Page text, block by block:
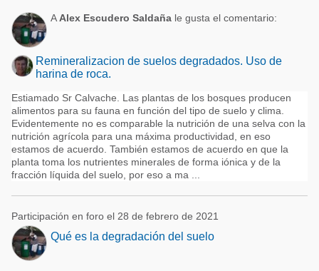
Balanceados - Piensos
Lechería
A Alex Escudero Saldaña le gusta el comentario:
Remineralizacion de suelos degradados. Uso de
harina de roca.
Estiamado Sr Calvache. Las plantas de los bosques producen
alimentos para su fauna en función del tipo de suelo y clima.
Evidentemente no es comparable la nutrición de una selva con la
nutrición agrícola para una máxima productividad, en eso
estamos de acuerdo. También estamos de acuerdo en que la
planta toma los nutrientes minerales de forma iónica y de la
fracción líquida del suelo, por eso a ma ...
Participación en foro el 28 de febrero de 2021
Qué es la degradación del suelo